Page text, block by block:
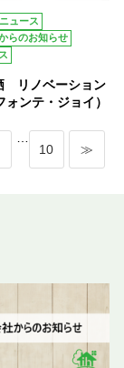
ニュース
らのお知らせ
リノベーション
ォンテ・ジョイ）
10
≫